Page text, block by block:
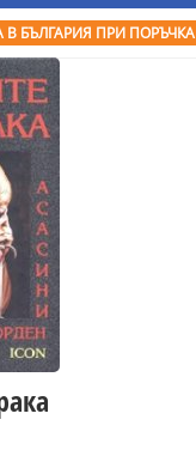
В БЪЛГАРИЯ ПРИ ПОРЪЧКА